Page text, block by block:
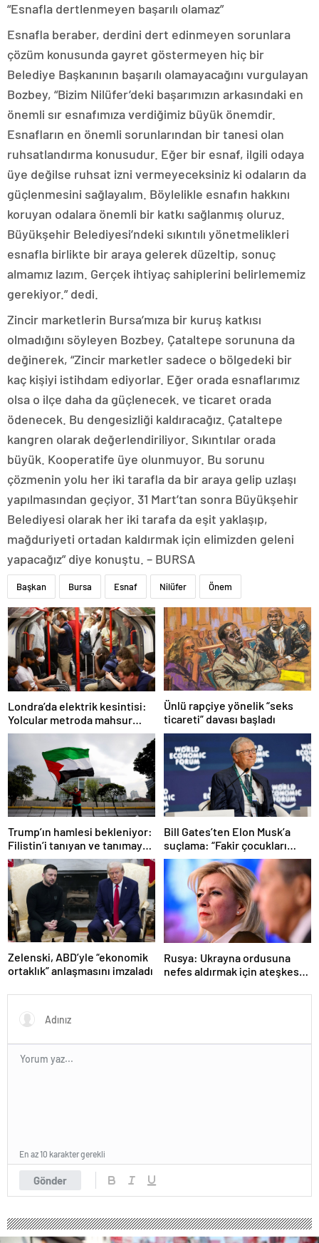
“Esnafla dertlenmeyen başarılı olamaz”
Esnafla beraber, derdini dert edinmeyen sorunlara
çözüm konusunda gayret göstermeyen hiç bir
Belediye Başkanının başarılı olamayacağını vurgulayan
Bozbey, “Bizim Nilüfer’deki başarımızın arkasındaki en
önemli sır esnafımıza verdiğimiz büyük önemdir.
Esnafların en önemli sorunlarından bir tanesi olan
ruhsatlandırma konusudur. Eğer bir esnaf, ilgili odaya
üye değilse ruhsat izni vermeyeceksiniz ki odaların da
güçlenmesini sağlayalım. Böylelikle esnafın hakkını
koruyan odalara önemli bir katkı sağlanmış oluruz.
Büyükşehir Belediyesi’ndeki sıkıntılı yönetmelikleri
esnafla birlikte bir araya gelerek düzeltip, sonuç
almamız lazım. Gerçek ihtiyaç sahiplerini belirlememiz
gerekiyor.” dedi.
Zincir marketlerin Bursa’mıza bir kuruş katkısı
olmadığını söyleyen Bozbey, Çataltepe sorununa da
değinerek, “Zincir marketler sadece o bölgedeki bir
kaç kişiyi istihdam ediyorlar. Eğer orada esnaflarımız
olsa o ilçe daha da güçlenecek. ve ticaret orada
ödenecek. Bu dengesizliği kaldıracağız. Çataltepe
kangren olarak değerlendiriliyor. Sıkıntılar orada
büyük. Kooperatife üye olunmuyor. Bu sorunu
çözmenin yolu her iki tarafla da bir araya gelip uzlaşı
yapılmasından geçiyor. 31 Mart’tan sonra Büyükşehir
Belediyesi olarak her iki tarafa da eşit yaklaşıp,
mağduriyeti ortadan kaldırmak için elimizden geleni
yapacağız” diye konuştu. – BURSA
Başkan Bursa Esnaf Nilüfer Önem
Londra’da elektrik kesintisi:
Yolcular metroda mahsur
kaldı
Ünlü rapçiye yönelik “seks
ticareti” davası başladı
Trump’ın hamlesi bekleniyor:
Filistin’i tanıyan ve tanımayan
ülkeler hangileri?
Bill Gates’ten Elon Musk’a
suçlama: “Fakir çocukları
öldürdü”
Zelenski, ABD’yle “ekonomik
ortaklık” anlaşmasını imzaladı
Rusya: Ukrayna ordusuna
nefes aldırmak için ateşkes
Gönder
En az 10 karakter gerekli